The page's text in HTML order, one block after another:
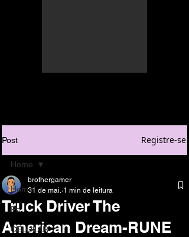
Post Registre-se
Home
Pc
CELULAR
Home
Truck Driver The
American Dream-RUNE
brothergamer
31 de mai. 1 min de leitura